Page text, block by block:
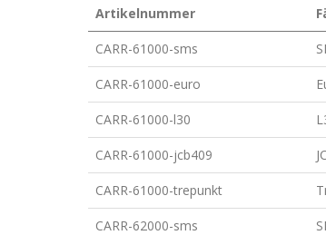
Artikelnummer
CARR-61000-sms
CARR-61000-euro
CARR-61000-l30
CARR-61000-jcb409
CARR-61000-trepunkt
CARR-62000-sms